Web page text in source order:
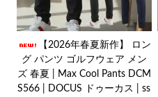
【2026年春夏新作】 ロン
グ パンツ ゴルフウェア メン
ズ 春夏 | Max Cool Pants DCM
S566 | DOCUS ドゥーカス | ss